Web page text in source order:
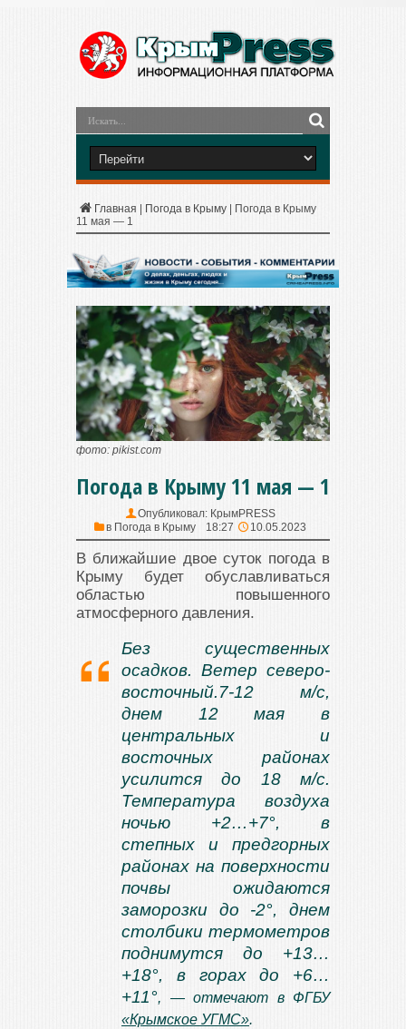
Главная Погода в Крыму
Погода в Крыму
11 мая — 1
фото: pikist.com
Погода в Крыму 11 мая — 1
Опубликовал: КрымPRESS
в Погода в Крыму 18:27 10.05.2023
В ближайшие двое суток погода в
Крыму будет обуславливаться
областью повышенного
атмосферного давления.
Без существенных
осадков. Ветер северо-
восточный.7-12 м/с,
днем 12 мая в
центральных и
восточных районах
усилится до 18 м/с.
Температура воздуха
ночью +2…+7°, в
степных и предгорных
районах на поверхности
почвы ожидаются
заморозки до -2°, днем
столбики термометров
поднимутся до +13…
+18°, в горах до +6…
+11°, — отмечают в ФГБУ
«Крымское УГМС».